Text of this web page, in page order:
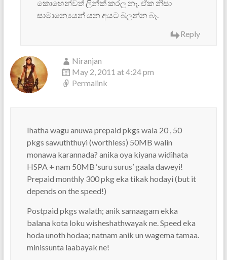
කොහෙන්වත් ලින්ක් කරල නෑ. ඒක නිසා
සාමාන්‍යෙයන් යන අයට බලන්න බෑ.
Reply
Niranjan
May 2, 2011 at 4:24 pm
Permalink
Ihatha wagu anuwa prepaid pkgs wala 20 , 50
pkgs sawuththuyi (worthless) 50MB walin
monawa karannada? anika oya kiyana widihata
HSPA + nam 50MB ‘suru surus’ gaala daweyi!
Prepaid monthly 300 pkg eka tikak hodayi (but it
depends on the speed!)
Postpaid pkgs walath; anik samaagam ekka
balana kota loku wisheshathwayak ne. Speed eka
hoda unoth hodaa; natnam anik un wagema tamaa.
minissunta laabayak ne!